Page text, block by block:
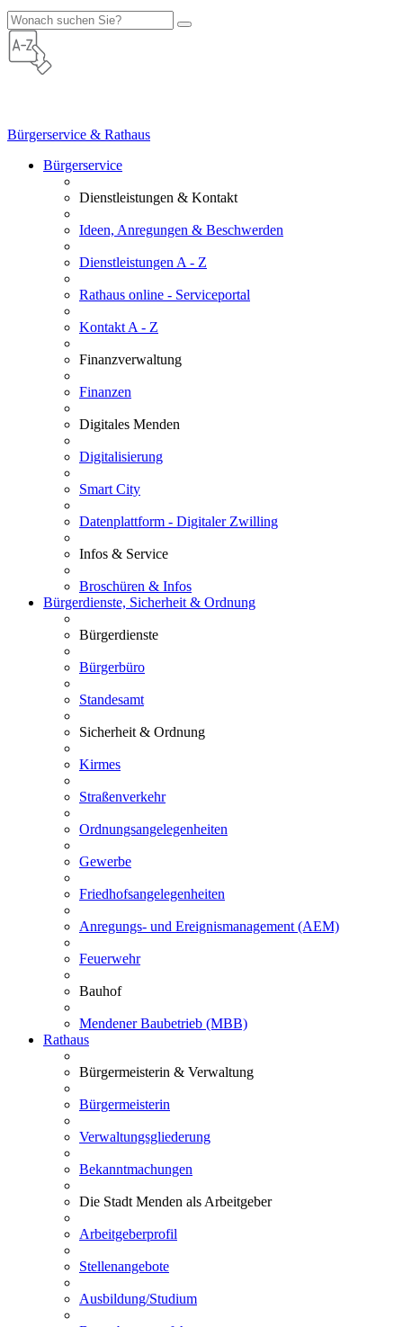
Bürgerservice & Rathaus
Bürgerservice
Dienstleistungen & Kontakt
Ideen, Anregungen & Beschwerden
Dienstleistungen A - Z
Rathaus online - Serviceportal
Kontakt A - Z
Finanzverwaltung
Finanzen
Digitales Menden
Digitalisierung
Smart City
Datenplattform - Digitaler Zwilling
Infos & Service
Broschüren & Infos
Bürgerdienste, Sicherheit & Ordnung
Bürgerdienste
Bürgerbüro
Standesamt
Sicherheit & Ordnung
Kirmes
Straßenverkehr
Ordnungsangelegenheiten
Gewerbe
Friedhofsangelegenheiten
Anregungs- und Ereignismanagement (AEM)
Feuerwehr
Bauhof
Mendener Baubetrieb (MBB)
Rathaus
Bürgermeisterin & Verwaltung
Bürgermeisterin
Verwaltungsgliederung
Bekanntmachungen
Die Stadt Menden als Arbeitgeber
Arbeitgeberprofil
Stellenangebote
Ausbildung/Studium